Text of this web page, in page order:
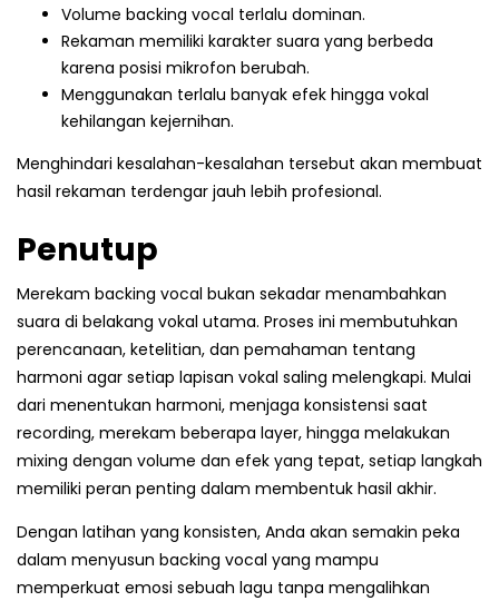
Volume backing vocal terlalu dominan.
Rekaman memiliki karakter suara yang berbeda
karena posisi mikrofon berubah.
Menggunakan terlalu banyak efek hingga vokal
kehilangan kejernihan.
Menghindari kesalahan-kesalahan tersebut akan membuat
hasil rekaman terdengar jauh lebih profesional.
Penutup
Merekam backing vocal bukan sekadar menambahkan
suara di belakang vokal utama. Proses ini membutuhkan
perencanaan, ketelitian, dan pemahaman tentang
harmoni agar setiap lapisan vokal saling melengkapi. Mulai
dari menentukan harmoni, menjaga konsistensi saat
recording, merekam beberapa layer, hingga melakukan
mixing dengan volume dan efek yang tepat, setiap langkah
memiliki peran penting dalam membentuk hasil akhir.
Dengan latihan yang konsisten, Anda akan semakin peka
dalam menyusun backing vocal yang mampu
memperkuat emosi sebuah lagu tanpa mengalihkan